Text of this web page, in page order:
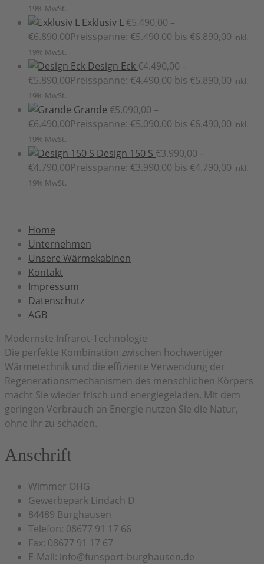
19% MwSt.
Exklusiv L €5.490,00 –
€6.890,00Preisspanne: €5.490,00 bis €6.890,00 inkl.
19% MwSt.
Design Eck €4.490,00 –
€5.890,00Preisspanne: €4.490,00 bis €5.890,00 inkl.
19% MwSt.
Grande €5.090,00 –
€6.490,00Preisspanne: €5.090,00 bis €6.490,00 inkl.
19% MwSt.
Design 150 S €3.990,00 –
€4.790,00Preisspanne: €3.990,00 bis €4.790,00 inkl.
19% MwSt.
Home
Unternehmen
Unsere Wärmekabinen
Kontakt
Impressum
Datenschutz
AGB
Modernste Infrarot-Technologie
Die perfekte Kombination zwischen hochwertiger
Wärmetechnik und die effiziente Verwendung der
Regenerationsmechanismen des menschlichen Körpers
macht Sie wieder frisch und energiegeladen. Mit dem
geringen Verbrauch an Energie nutzen Sie die Natur,
ohne ihr zu schaden.
Anschrift
Wimmer OHG
Gewerbepark Lindach D
84489 Burghausen
Telefon: 08677 91 17 66
Fax: 08677 91 17 67
E-Mail: info@funsport-burghausen.de